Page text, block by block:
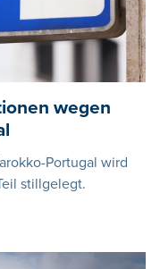
wegen
Portugal wird
stillgelegt.